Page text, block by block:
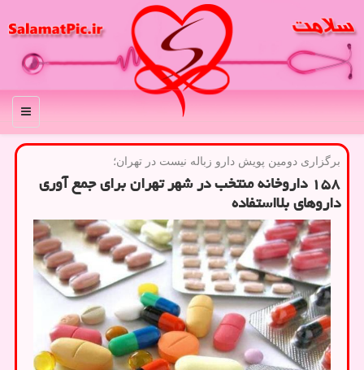
منو
برگزاری دومین پویش دارو زباله نیست در تهران؛
۱۵۸ داروخانه منتخب در شهر تهران برای جمع آوری
داروهای بلااستفاده